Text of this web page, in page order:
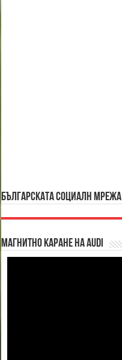
БЪЛГАРСКАТА СОЦИАЛН МРЕЖА
Магнитно каране на Audi